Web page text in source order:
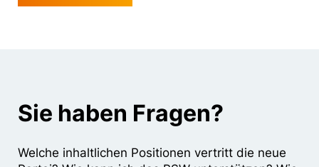
Sie haben Fragen?
Welche inhaltlichen Positionen vertritt die neue